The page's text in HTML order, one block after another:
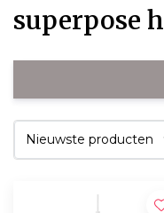
superpose